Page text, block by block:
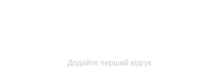
Додайте перший відгук